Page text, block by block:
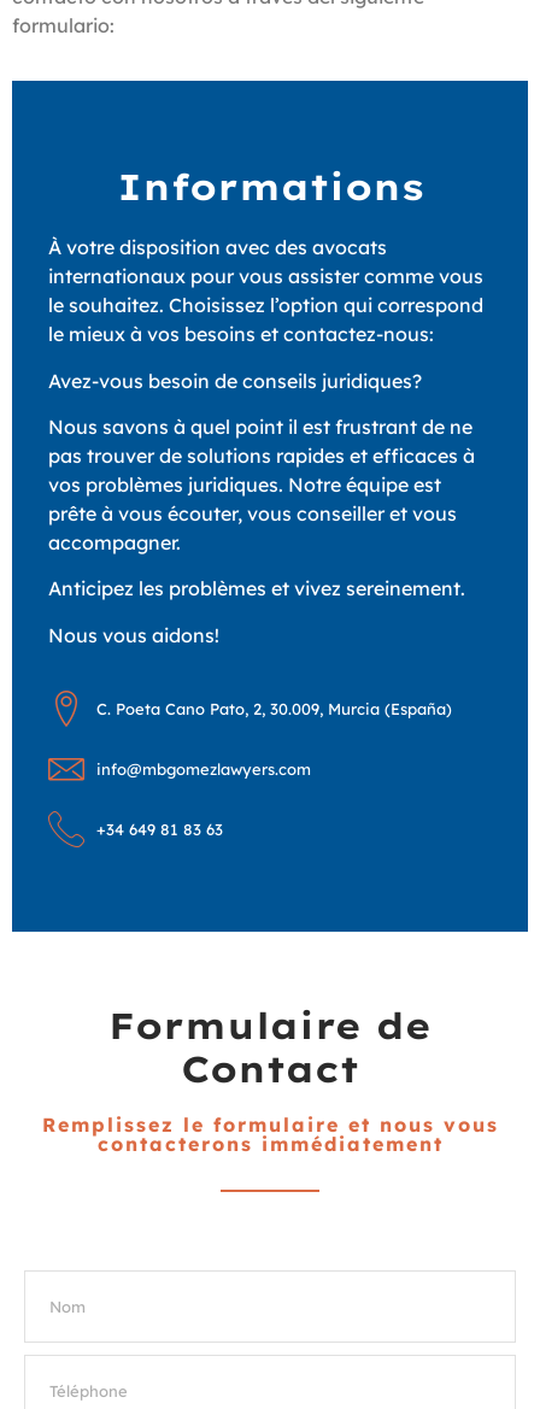
formulario:
Informations
À votre disposition avec des avocats
internationaux pour vous assister comme vous
le souhaitez. Choisissez l’option qui correspond
le mieux à vos besoins et contactez-nous:
Avez-vous besoin de conseils juridiques?
Nous savons à quel point il est frustrant de ne
pas trouver de solutions rapides et efficaces à
vos problèmes juridiques. Notre équipe est
prête à vous écouter, vous conseiller et vous
accompagner.
Anticipez les problèmes et vivez sereinement.
Nous vous aidons!
C. Poeta Cano Pato, 2, 30.009, Murcia (España)
info@mbgomezlawyers.com
+34 649 81 83 63
Formulaire de
Contact
Remplissez le formulaire et nous vous
contacterons immédiatement